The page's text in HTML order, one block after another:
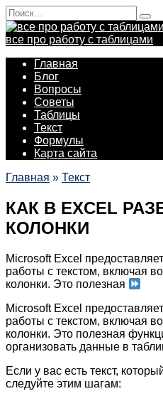
Перейти
к
содержанию
Search
for:
все про работу с таблицами
Главная
Блог
Вопросы
Советы
Таблицы
Текст
Формулы
Карта сайта
Главная » Текст
КАК В EXCEL
КОЛОНКИ
Microsoft Excel
работы с текстом, включая
колонки. Это полезная
Microsoft Excel
работы с текстом, включая
колонки. Это полезная
организовать данные в
Если у вас есть текст,
следуйте этим шагам: